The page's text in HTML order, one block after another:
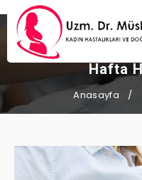
Hafta
Anasayfa